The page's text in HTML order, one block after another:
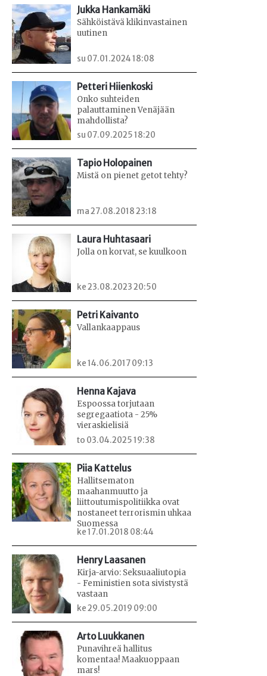
Jukka Hankamäki
Sähköistävä klikinvastainen
uutinen
su 07.01.2024 18:08
Petteri Hiienkoski
Onko suhteiden
palauttaminen Venäjään
mahdollista?
su 07.09.2025 18:20
Tapio Holopainen
Mistä on pienet getot tehty?
ma 27.08.2018 23:18
Laura Huhtasaari
Jolla on korvat, se kuulkoon
ke 23.08.2023 20:50
Petri Kaivanto
Vallankaappaus
ke 14.06.2017 09:13
Henna Kajava
Espoossa torjutaan
segregaatiota - 25%
vieraskielisiä
to 03.04.2025 19:38
Piia Kattelus
Hallitsematon
maahanmuutto ja
liittoutumispolitiikka ovat
nostaneet terrorismin uhkaa
Suomessa
ke 17.01.2018 08:44
Henry Laasanen
Kirja-arvio: Seksuaaliutopia
- Feministien sota sivistystä
vastaan
ke 29.05.2019 09:00
Arto Luukkanen
Punavihreä hallitus
komentaa! Maakuoppaan
mars!